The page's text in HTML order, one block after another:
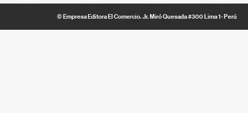
© Empresa Editora El Comercio. Jr. Miró Quesada #300 Lima 1- Perú